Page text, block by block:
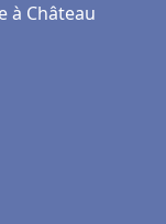
à Château